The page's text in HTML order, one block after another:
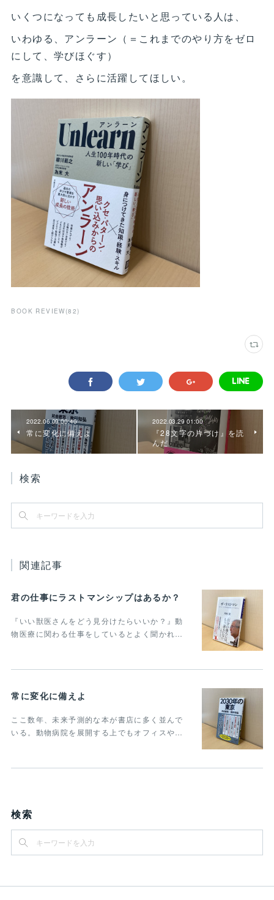
いくつになっても成長したいと思っている人は、
いわゆる、アンラーン（＝これまでのやり方をゼロ
にして、学びほぐす）
を意識して、さらに活躍してほしい。
BOOK REVIEW (82)
2022.06.09 00:40
常に変化に備えよ
2022.03.29 01:00
『28文字の片づけ』を読
んだ
検索
関連記事
君の仕事にラストマンシップはあるか？
『いい獣医さんをどう見分けたらいいか？』動
物医療に関わる仕事をしているとよく聞かれ…
常に変化に備えよ
ここ数年、未来予測的な本が書店に多く並んで
いる。動物病院を展開する上でもオフィスや…
検索